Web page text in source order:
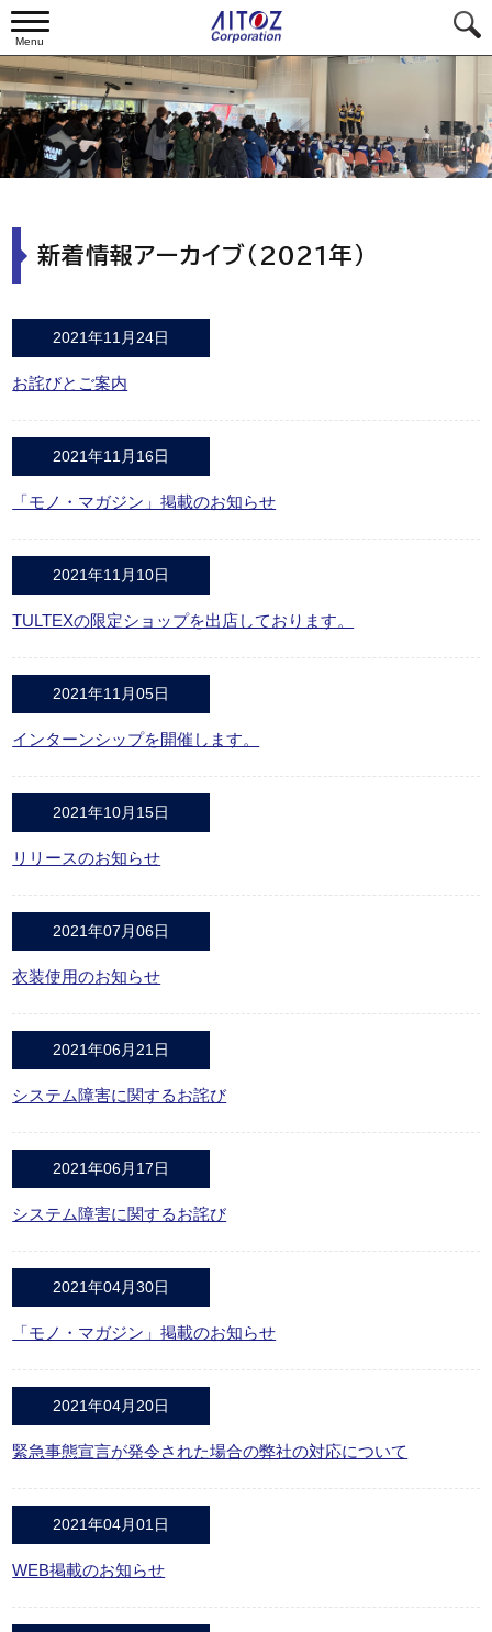
Menu
新着情報アーカイブ（2021年）
2021年11月24日
お詫びとご案内
2021年11月16日
「モノ・マガジン」掲載のお知らせ
2021年11月10日
TULTEXの限定ショップを出店しております。
2021年11月05日
インターンシップを開催します。
2021年10月15日
リリースのお知らせ
2021年07月06日
衣装使用のお知らせ
2021年06月21日
システム障害に関するお詫び
2021年06月17日
システム障害に関するお詫び
2021年04月30日
「モノ・マガジン」掲載のお知らせ
2021年04月20日
緊急事態宣言が発令された場合の弊社の対応について
2021年04月01日
WEB掲載のお知らせ